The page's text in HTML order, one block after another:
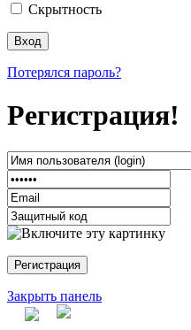
Скрытность
Потерялся пароль?
Регистрация!
Закрыть панель